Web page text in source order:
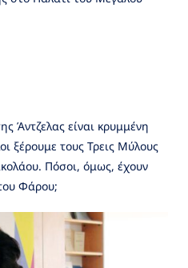
Άντζελας είναι κρυμμένη
ξέρουμε τους Τρεις Μύλους
Πόσοι, όμως, έχουν
Φάρου;